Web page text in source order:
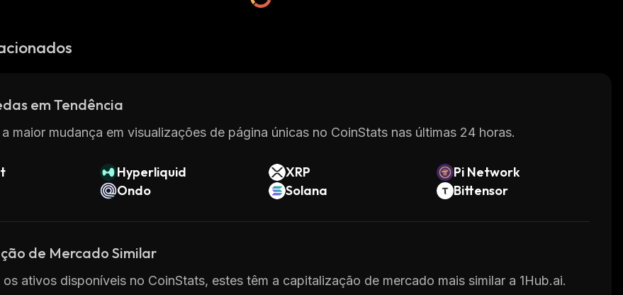
em Tendência
maior mudança em visualizações de página únicas no CoinStats nas últimas 24 horas.
Hyperliquid XRP
Pi Network
Ondo Solana Bittensor
de Mercado Similar
ativos disponíveis no CoinStats, estes têm a capitalização de mercado mais similar a 1Hub.ai.